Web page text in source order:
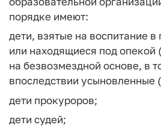
порядке имеют:
дети, взятые на воспитание
или находящиеся под опекой
на безвозмездной основе, в
впоследствии усыновленные
дети прокуроров;
дети судей;